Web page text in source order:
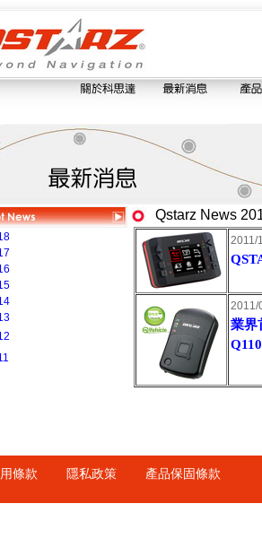
Qstarz News
2011/
2011/
業界
條款 隱私政策 產品保固條款